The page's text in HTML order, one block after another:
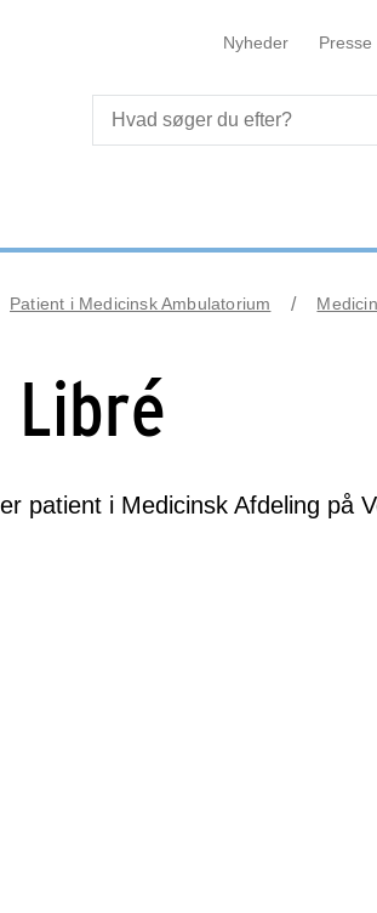
Nyheder Presse
Patient i Medicinsk Ambulatorium
patient i Medicinsk Afdeling på